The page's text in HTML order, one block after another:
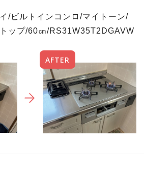
/ビルトインコンロ/マイトーン/
ップ/60㎝/RS31W35T2DGAVW
AFTER